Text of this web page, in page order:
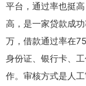
平台，通过率也挺
高，是一家贷款成
万，借款通过率在
身份证、银行卡、
作。审核方式是人